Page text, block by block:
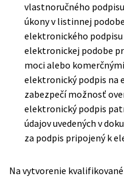
vlastnoručného
úkony v listinnej
elektronického
elektronickej podobe
moci alebo
elektronický podpis na
zabezpečí možnosť
elektronický podpis
údajov uvedených v
za podpis pripojený k
Na vytvorenie